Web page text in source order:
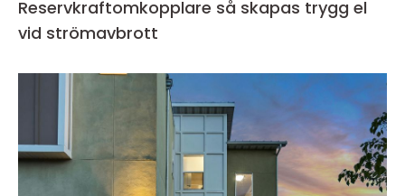
Reservkraftomkopplare så skapas trygg el
vid strömavbrott